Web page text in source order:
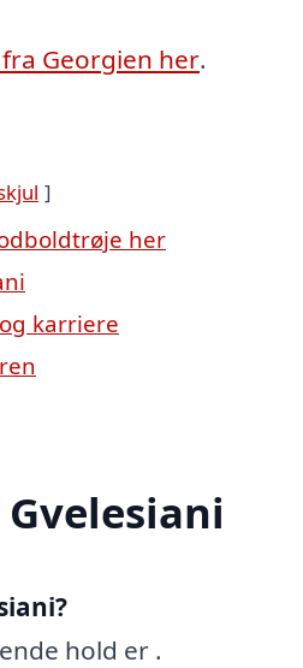
Georgien her.
her
karriere
hold er .